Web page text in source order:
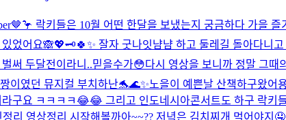
락키들은 10월 어떤 한달을 보냈는지 궁금하다 가을
있었어요🙈💖🗝️🍀✨ 잘자 굿나잇냠냠 하고 둘레길 돌아다니
써 두달전이라니..믿을수가😳다시 영상을 보니까 정말 그
이였던 뮤지컬 부치하난🐬🌊✨노을이 예쁜날 산책하구왔어
구요 ㅋㅋㅋㅋ😂😂 그리고 인도네시아콘서트도 하구 락키
리 영상정리 시작해볼까아~~?? 저녁은 김치찌개 먹어야지🤤